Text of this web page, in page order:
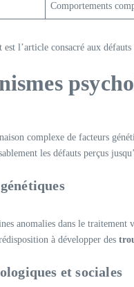
Comportements
l’article consacré aux
complexe de facteurs
les défauts perçus
anomalies dans le
à développer des
et sociales